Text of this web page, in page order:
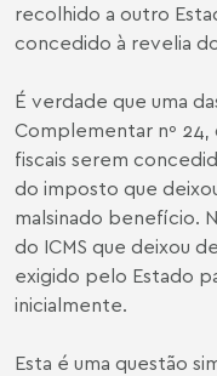
recolhido a outro
concedido à revelia
É verdade que uma
Complementar nº 24,
fiscais serem
do imposto que
malsinado benefício.
do ICMS que deixou
exigido pelo Estado
inicialmente.
Esta é uma questão